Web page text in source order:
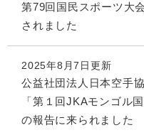
第79回国民スポーツ大
されました
2025年8月7日更新
公益社団法人日本空手
「第１回JKAモンゴル
の報告に来られました